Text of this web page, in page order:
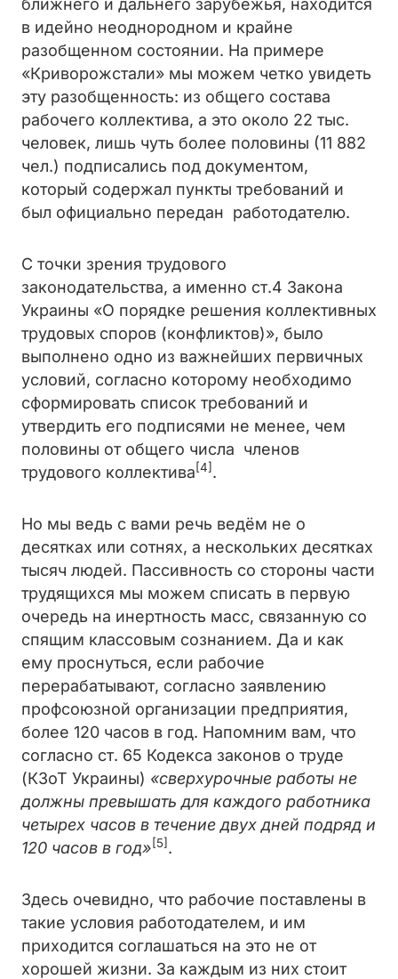
ближнего и дальнего зарубежья, находится
в идейно неоднородном и крайне
разобщенном состоянии. На примере
«Криворожстали» мы можем четко увидеть
эту разобщенность: из общего состава
рабочего коллектива, а это около 22 тыс.
человек, лишь чуть более половины (11 882
чел.) подписались под документом,
который содержал пункты требований и
был официально передан работодателю.
С точки зрения трудового
законодательства, а именно ст.4 Закона
Украины «О порядке решения коллективных
трудовых споров (конфликтов)», было
выполнено одно из важнейших первичных
условий, согласно которому необходимо
сформировать список требований и
утвердить его подписями не менее, чем
половины от общего числа членов
трудового коллектива[4].
Но мы ведь с вами речь ведём не о
десятках или сотнях, а нескольких десятках
тысяч людей. Пассивность со стороны части
трудящихся мы можем списать в первую
очередь на инертность масс, связанную со
спящим классовым сознанием. Да и как
ему проснуться, если рабочие
перерабатывают, согласно заявлению
профсоюзной организации предприятия,
более 120 часов в год. Напомним вам, что
согласно ст. 65 Кодекса законов о труде
(КЗоТ Украины) «сверхурочные работы не
должны превышать для каждого работника
четырех часов в течение двух дней подряд и
120 часов в год»[5].
Здесь очевидно, что рабочие поставлены в
такие условия работодателем, и им
приходится соглашаться на это не от
хорошей жизни. За каждым из них стоит